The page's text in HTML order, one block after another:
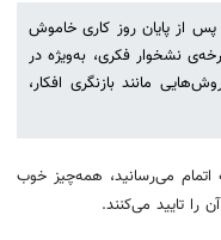
از پایان روز کاری خاموش
نشخوار فکری، به‌ویژه در
مانند بازنگری افکار،
اتمام می‌رسانید، همه‌چیز خوب
را تایید می‌کنند.